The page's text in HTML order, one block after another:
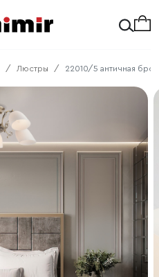
Люстры 22010/5 античная